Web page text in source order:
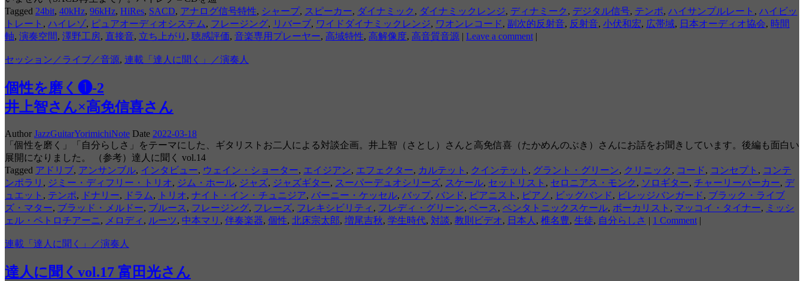
Tagged 24bit, 40kHz, 96kHz, HiRes, SACD, アナログ信号特性, シャープ, スピーカー, ダイナミック , ダイナミックレンジ, ディナミーク , デジタル信号, テンポ, ハイサンプルレート , ハイビッ
トレート , ハイレゾ, ピュアオーディオシステム, フレージング, リバーブ, ワイドダイナミックレンジ, ワオンレコード, 副次的反射音, 反射音, 小伏和宏, 広帯域, 日本オーディオ協会, 時間
軸, 演奏空間, 澤野工房, 直接音, 立ち上がり , 聴感評価, 音楽専用プレーヤー, 高域特性, 高解像度, 高音質音源 | Leave a comment |
セッション／ライブ／音源, 連載「達人に聞く」／演奏人
個性を磨く❶-2
井上智さん×高免信喜さん
Author JazzGuitarYorimichiNote Date 2022-03-18
「個性を磨く」「自分らしさ」をテーマにした、ギタリストお二人による対談企画。井上智（さとし）さんと高免信喜（たかめんのぶき）さんにお話をお聞きしています。後編も面白い
展開になりました。 （参考）達人に聞く vol.14
Tagged アドリブ, アンサンブル, インタビュー, ウェイン・ショーター, エイジアン, エフェクター, カルテット , クインテット , グラント・グリーン, クリニック , コード, コンセプト , コンテ
ンポラリ , ジミー・ディフリー・トリオ, ジム・ホール, ジャズ, ジャズギター, スーパーデュオシリーズ, スケール, セットリスト , セロニアス・モンク , ソロギター, チャーリーパーカー, デ
ュエット , テンポ, ドナリー, ドラム, トリオ, ナイト・イン・チュニジア, バーニー・ケッセル, バップ, バンド, ピアニスト , ピアノ , ビッグバンド, ビレッジバンガード, ブラック・ライブ
ズ・マター, ブラッド・メルドー, ブルース , フレージング, フレーズ, フレキシビリティ , フレディ・グリーン, ベース , ペンタトニックスケール, ボーカリスト , マッコイ・タイナー, ミッシ
ェル・ペトロチアーニ, メロディ , ルーツ, 中本マリ , 伴奏楽器, 個性, 北床宗太郎, 増尾吉秋, 学生時代, 対談, 教則ビデオ, 日本人 , 椎名豊, 生徒, 自分らしさ | 1 Comment |
連載「達人に聞く」／演奏人
達人に聞くvol.17 富田光さん